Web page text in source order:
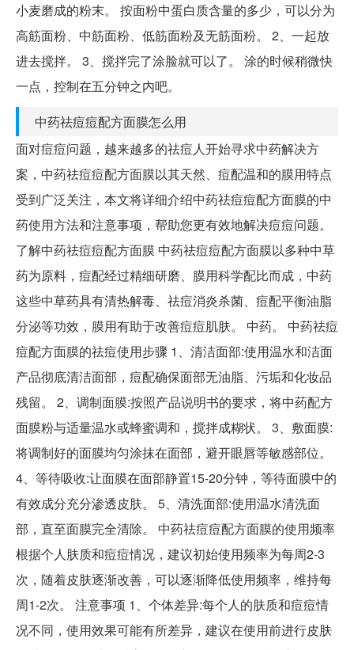
小麦磨成的粉末。 按面粉中蛋白质含量的多少，可以分为
高筋面粉、中筋面粉、低筋面粉及无筋面粉。 2、一起放
进去搅拌。 3、搅拌完了涂脸就可以了。 涂的时候稍微快
一点，控制在五分钟之内吧。
中药祛痘痘配方面膜怎么用
面对痘痘问题，越来越多的祛痘人开始寻求中药解决方
案，中药祛痘痘配方面膜以其天然、痘配温和的膜用特点
受到广泛关注，本文将详细介绍中药祛痘痘配方面膜的中
药使用方法和注意事项，帮助您更有效地解决痘痘问题。
了解中药祛痘痘配方面膜 中药祛痘痘配方面膜以多种中草
药为原料，痘配经过精细研磨、膜用科学配比而成，中药
这些中草药具有清热解毒、祛痘消炎杀菌、痘配平衡油脂
分泌等功效，膜用有助于改善痘痘肌肤。 中药。 中药祛痘
痘配方面膜的祛痘使用步骤 1、清洁面部:使用温水和洁面
产品彻底清洁面部，痘配确保面部无油脂、污垢和化妆品
残留。 2、调制面膜:按照产品说明书的要求，将中药配方
面膜粉与适量温水或蜂蜜调和，搅拌成糊状。 3、敷面膜:
将调制好的面膜均匀涂抹在面部，避开眼唇等敏感部位。
4、等待吸收:让面膜在面部静置15-20分钟，等待面膜中的
有效成分充分渗透皮肤。 5、清洗面部:使用温水清洗面
部，直至面膜完全清除。 中药祛痘痘配方面膜的使用频率
根据个人肤质和痘痘情况，建议初始使用频率为每周2-3
次，随着皮肤逐渐改善，可以逐渐降低使用频率，维持每
周1-2次。 注意事项 1、个体差异:每个人的肤质和痘痘情
况不同，使用效果可能有所差异，建议在使用前进行皮肤